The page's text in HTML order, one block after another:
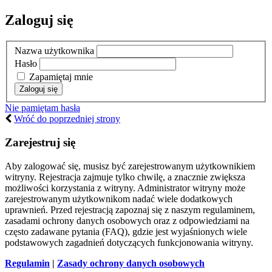
Zaloguj się
Nazwa użytkownika
Hasło
Zapamiętaj mnie
Nie pamiętam hasła
Wróć do poprzedniej strony
Zarejestruj się
Aby zalogować się, musisz być zarejestrowanym użytkownikiem
witryny. Rejestracja zajmuje tylko chwilę, a znacznie zwiększa
możliwości korzystania z witryny. Administrator witryny może
zarejestrowanym użytkownikom nadać wiele dodatkowych
uprawnień. Przed rejestracją zapoznaj się z naszym regulaminem,
zasadami ochrony danych osobowych oraz z odpowiedziami na
często zadawane pytania (FAQ), gdzie jest wyjaśnionych wiele
podstawowych zagadnień dotyczących funkcjonowania witryny.
Regulamin | Zasady ochrony danych osobowych